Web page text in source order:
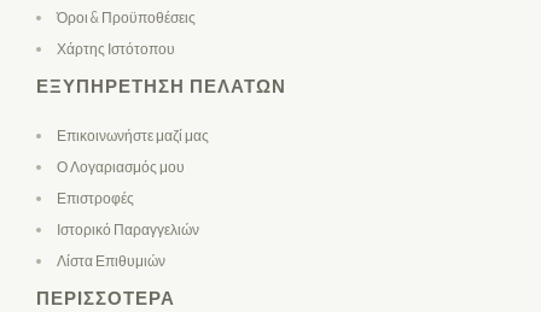
Όροι & Προϋποθέσεις
Χάρτης Ιστότοπου
ΕΞΥΠΗΡΈΤΗΣΗ ΠΕΛΑΤΏΝ
Επικοινωνήστε μαζί μας
Ο Λογαριασμός μου
Επιστροφές
Ιστορικό Παραγγελιών
Λίστα Επιθυμιών
ΠΕΡΙΣΣΌΤΕΡΑ